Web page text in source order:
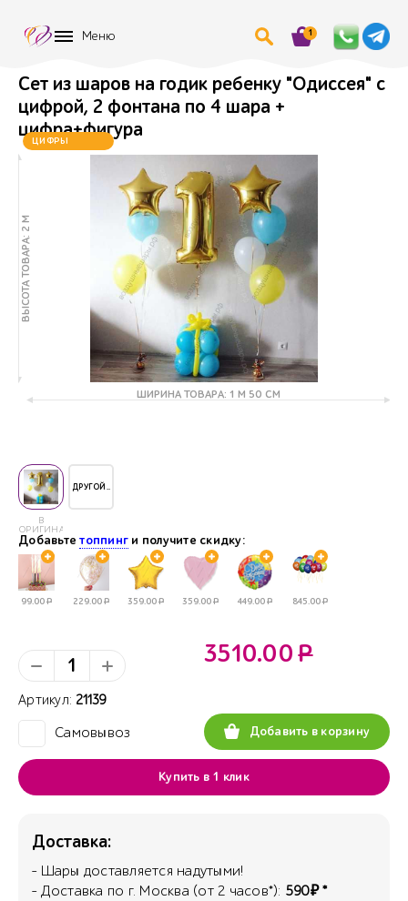
Меню 1
Сет из шаров на годик ребенку "Одиссея" с
цифрой, 2 фонтана по 4 шара +
цифра+фигура
ЦИФРЫ
ВЫСОТА ТОВАРА: 2 М
ШИРИНА ТОВАРА: 1 М 50 СМ
В
ОРИГИНАЛЕ
ДРУГОЙ..
Добавьтетоппинг и получите скидку:
99.00Р 229.00Р 359.00Р 359.00Р 449.00Р 845.00Р
Артикул: 21139
Самовывоз
3510.00Р
Добавить в корзину
Купить в 1 клик
Доставка:
- Шары доставляется надутыми!
- Доставка по г. Москва (от 2 часов*): 590₽ *